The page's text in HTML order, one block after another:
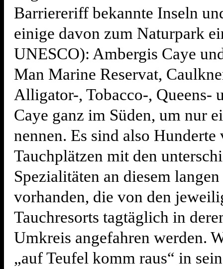
Barriereriff bekannte Inseln
einige davon zum Naturpark
UNESCO): Ambergis Caye
Man Marine Reservat,
Alligator-, Tobacco-, Queens-
Caye ganz im Süden, um nur
nennen. Es sind also Hunderte
Tauchplätzen mit den
Spezialitäten an diesem
vorhanden, die von den
Tauchresorts tagtäglich in
Umkreis angefahren werden.
„auf Teufel komm raus“ in